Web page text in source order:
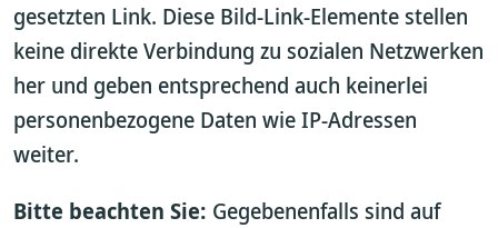
gesetzten Link. Diese Bild-Link-Elemente stellen
keine direkte Verbindung zu sozialen Netzwerken
her und geben entsprechend auch keinerlei
personenbezogene Daten wie IP-Adressen
weiter.
Bitte beachten Sie: Gegebenenfalls sind auf